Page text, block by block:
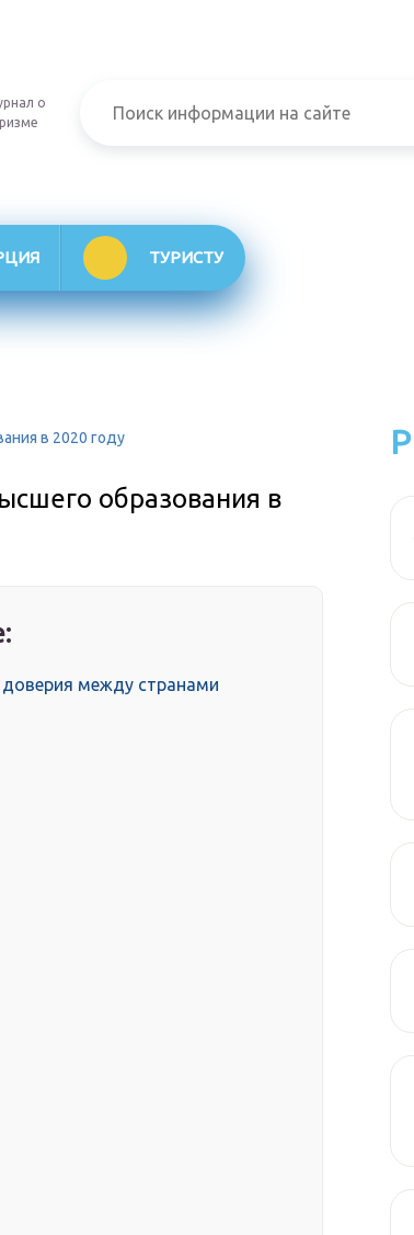
о
ТУРИСТУ
в 2020 году
образования в
между странами